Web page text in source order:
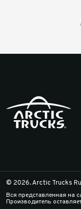
© 2026. Arctic Trucks
Вся представленная на
Производитель